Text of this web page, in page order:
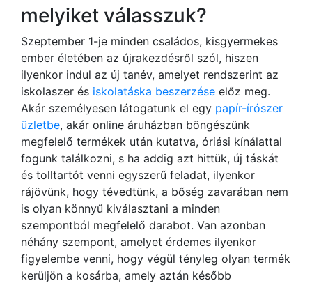
melyiket válasszuk?
Szeptember 1-je minden családos, kisgyermekes
ember életében az újrakezdésről szól, hiszen
ilyenkor indul az új tanév, amelyet rendszerint az
iskolaszer és iskolatáska beszerzése előz meg.
Akár személyesen látogatunk el egy papír-írószer
üzletbe, akár online áruházban böngészünk
megfelelő termékek után kutatva, óriási kínálattal
fogunk találkozni, s ha addig azt hittük, új táskát
és tolltartót venni egyszerű feladat, ilyenkor
rájövünk, hogy tévedtünk, a bőség zavarában nem
is olyan könnyű kiválasztani a minden
szempontból megfelelő darabot. Van azonban
néhány szempont, amelyet érdemes ilyenkor
figyelembe venni, hogy végül tényleg olyan termék
kerüljön a kosárba, amely aztán később